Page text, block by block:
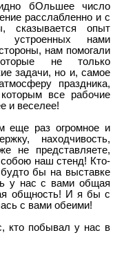
бОльшее число
расслабленно и с
сказывается опыт
нами
нам помогали
не только
задачи, но и, самое
праздника,
все рабочие
и веселее!
еще раз огромное и
находчивость,
не представляете,
наш стенд! Кто-
бы на выставке
у нас с вами общая
общность! И я бы с
с вами обеими!
кто побывал у нас в